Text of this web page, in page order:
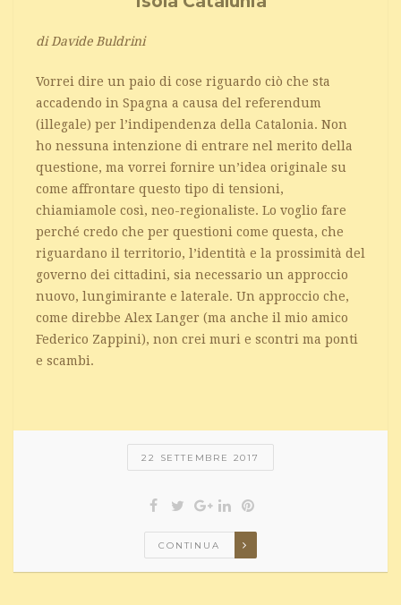
di Davide Buldrini
Vorrei dire un paio di cose riguardo ciò che sta
accadendo in Spagna a causa del referendum
(illegale) per l’indipendenza della Catalonia. Non
ho nessuna intenzione di entrare nel merito della
questione, ma vorrei fornire un’idea originale su
come affrontare questo tipo di tensioni,
chiamiamole così, neo-regionaliste. Lo voglio fare
perché credo che per questioni come questa, che
riguardano il territorio, l’identità e la prossimità del
governo dei cittadini, sia necessario un approccio
nuovo, lungimirante e laterale. Un approccio che,
come direbbe Alex Langer (ma anche il mio amico
Federico Zappini), non crei muri e scontri ma ponti
e scambi.
22 SETTEMBRE 2017
CONTINUA